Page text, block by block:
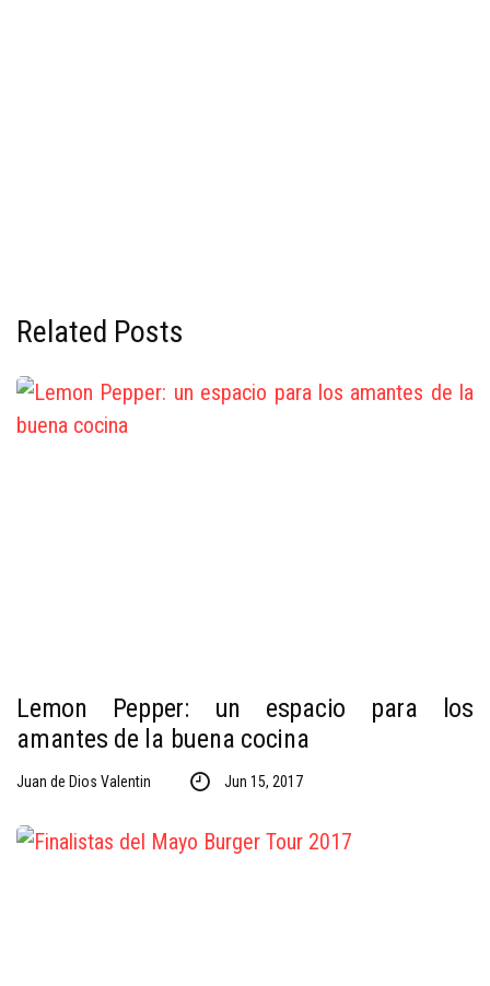
Related Posts
Lemon Pepper: un espacio para los
amantes de la buena cocina
Juan de Dios Valentin Jun 15, 2017